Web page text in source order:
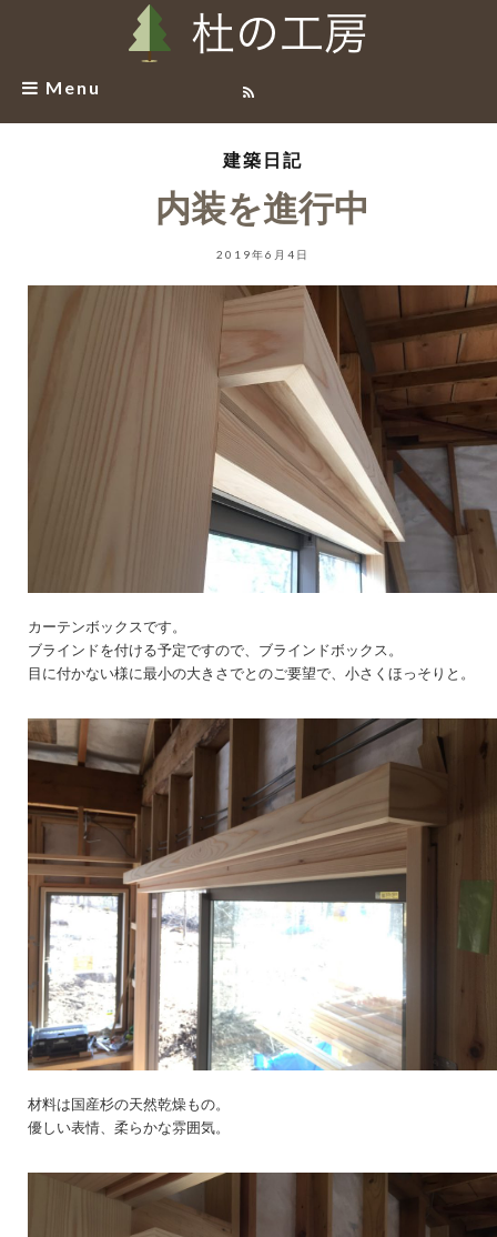
Menu
建築日記
内装を進行中
2019年6月4日
カーテンボックスです。
ブラインドを付ける予定ですので、ブラインドボックス。
目に付かない様に最小の大きさでとのご要望で、小さくほっそりと。
材料は国産杉の天然乾燥もの。
優しい表情、柔らかな雰囲気。